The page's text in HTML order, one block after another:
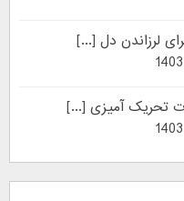
لرزاندن دل [...]
تحریک آمیزی [...]